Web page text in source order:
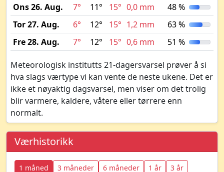
Ons 26. Aug.
7° 11° 15° 0,0 mm
48 %
Tor 27. Aug.
6° 12° 15° 1,2 mm
63 %
Fre 28. Aug.
7° 12° 15° 0,6 mm 51 %
Meteorologisk institutts 21-dagersvarsel prøver å si
hva slags værtype vi kan vente de neste ukene. Det er
ikke et nøyaktig dagsvarsel, men viser om det trolig
blir varmere, kaldere, våtere eller tørrere enn
normalt.
Værhistorikk
1 måned 3 måneder 6 måneder 1 år 3 år